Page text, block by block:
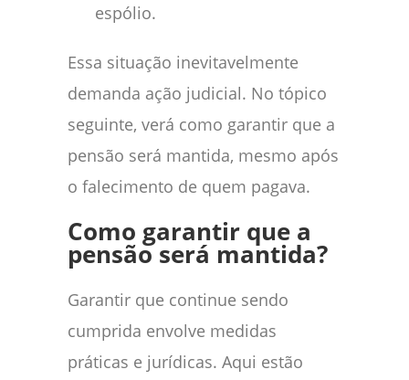
espólio.
Essa situação inevitavelmente
demanda ação judicial. No tópico
seguinte, verá como garantir que a
pensão será mantida, mesmo após
o falecimento de quem pagava.
Como garantir que a
pensão será mantida?
Garantir que continue sendo
cumprida envolve medidas
práticas e jurídicas. Aqui estão